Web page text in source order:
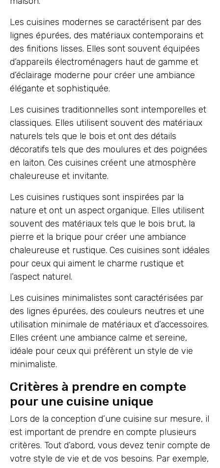
Les cuisines modernes se caractérisent par des
lignes épurées, des matériaux contemporains et
des finitions lisses. Elles sont souvent équipées
d’appareils électroménagers haut de gamme et
d’éclairage moderne pour créer une ambiance
élégante et sophistiquée.
Les cuisines traditionnelles sont intemporelles et
classiques. Elles utilisent souvent des matériaux
naturels tels que le bois et ont des détails
décoratifs tels que des moulures et des poignées
en laiton. Ces cuisines créent une atmosphère
chaleureuse et invitante.
Les cuisines rustiques sont inspirées par la
nature et ont un aspect organique. Elles utilisent
souvent des matériaux tels que le bois brut, la
pierre et la brique pour créer une ambiance
chaleureuse et rustique. Ces cuisines sont idéales
pour ceux qui aiment le charme rustique et
l’aspect naturel.
Les cuisines minimalistes sont caractérisées par
des lignes épurées, des couleurs neutres et une
utilisation minimale de matériaux et d’accessoires.
Elles créent une ambiance calme et sereine,
idéale pour ceux qui préfèrent un style de vie
minimaliste.
Critères à prendre en compte
pour une cuisine unique
Lors de la conception d’une cuisine sur mesure, il
est important de prendre en compte plusieurs
critères. Tout d’abord, vous devez tenir compte de
votre style de vie et de vos besoins. Par exemple,